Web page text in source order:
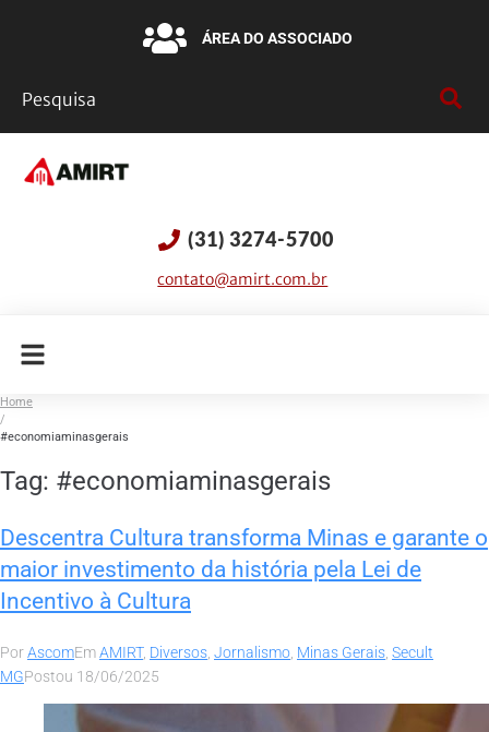
ÁREA DO ASSOCIADO
(31) 3274-5700
contato@amirt.com.br
Home
/
#economiaminasgerais
Tag: #economiaminasgerais
Descentra Cultura transforma Minas e garante o
maior investimento da história pela Lei de
Incentivo à Cultura
PorAscomEmAMIRT, Diversos, Jornalismo, Minas Gerais, Secult
MGPostou 18/06/2025